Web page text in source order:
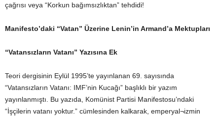
çağrısı veya “Korkun bağımsızlıktan” tehdidi!
Manifesto’daki “Vatan” Üzerine Lenin’in Armand’a Mektupları
“Vatansızların Vatanı” Yazısına Ek
Teori dergisinin Eylül 1995’te yayınlanan 69. sayısında
“Vatansızların Vatanı: IMF’nin Kucağı” başlıklı bir yazım
yayınlanmıştı. Bu yazıda, Komünist Partisi Manifestosu’ndaki
“İşçilerin vatanı yoktur.” cümlesinden kalkarak, emperyal¬izmin